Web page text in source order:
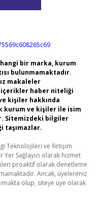
bir marka, kurum
bulunmamaktadır.
makaleler
içerikler haber niteliği
kişiler hakkında
kurum ve kişiler ile isim
Sitemizdeki bilgiler
taşımazlar.
Teknolojileri ve İletişim
Yer Sağlayıcı olarak hizmet
proaktif olarak denetleme
Ancak, üyelerimiz
olup, siteye üye olarak